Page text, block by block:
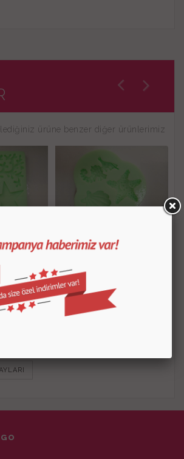
ürüne benzer diğer ürünlerimiz
DK178
ÜRÜN DETAYLARI